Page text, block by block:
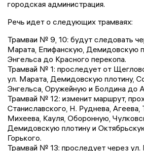
городская администрация.
Речь идет о следующих трамваях:
Трамваи № 9, 10: будут следовать
Марата, Епифанскую, Демидовскую
Энгельса до Красного перекопа.
Трамвай № 1: проследует от
ул. Марата, Демидовскую плотину,
Энгельса, Оружейную и Болдина до
Трамвай № 12: изменит маршрут,
Станиславского, Н. Руднева, Агеева,
Михеева, Кауля, Оборонную,
Демидовскую плотину и
Горького.
Трамвай № 13: проследует через ул.